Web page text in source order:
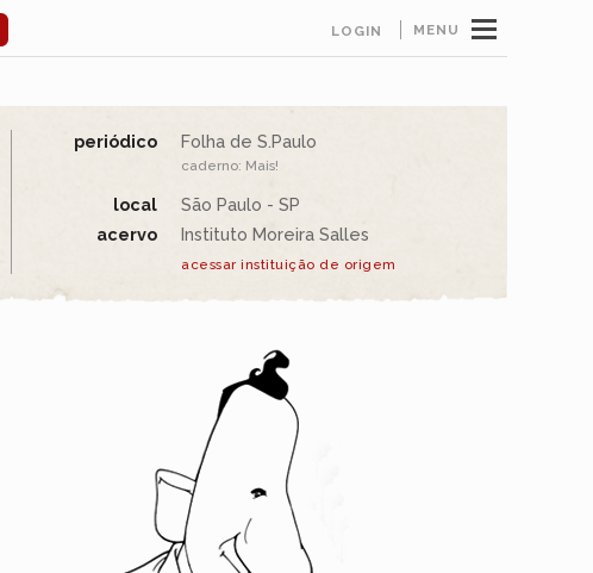
MENU
LOGIN
periódico Folha de S.Paulo
caderno: Mais!
local
São Paulo - SP
acervo
Instituto Moreira Salles
acessar instituição de origem